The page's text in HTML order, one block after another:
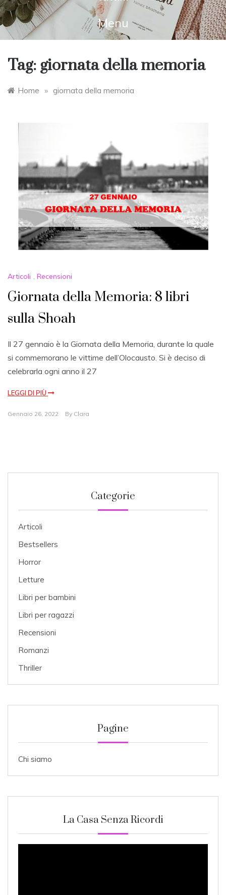
Menu
Tag: giornata della memoria
Home » giornata della memoria
Articoli , Recensioni
Giornata della Memoria: 8 libri
sulla Shoah
Il 27 gennaio è la Giornata della Memoria, durante la quale
si commemorano le vittime dell’Olocausto. Si è deciso di
celebrarla ogni anno il 27
LEGGI DI PIÙ
Gennaio 26, 2022 By Clara
Categorie
Articoli
Bestsellers
Horror
Letture
Libri per bambini
Libri per ragazzi
Recensioni
Romanzi
Thriller
Pagine
Chi siamo
La Casa Senza Ricordi